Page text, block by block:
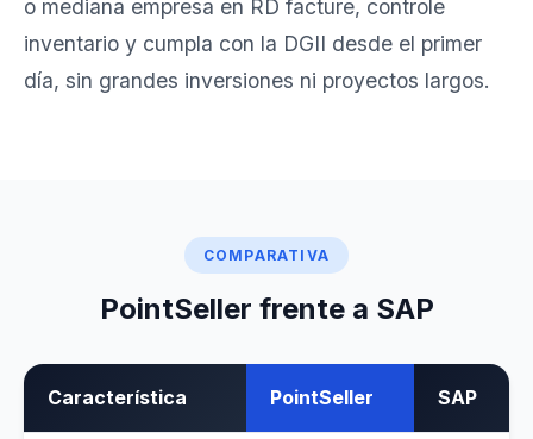
o mediana empresa en RD facture, controle
inventario y cumpla con la DGII desde el primer
día, sin grandes inversiones ni proyectos largos.
COMPARATIVA
PointSeller frente a SAP
Característica PointSeller SAP